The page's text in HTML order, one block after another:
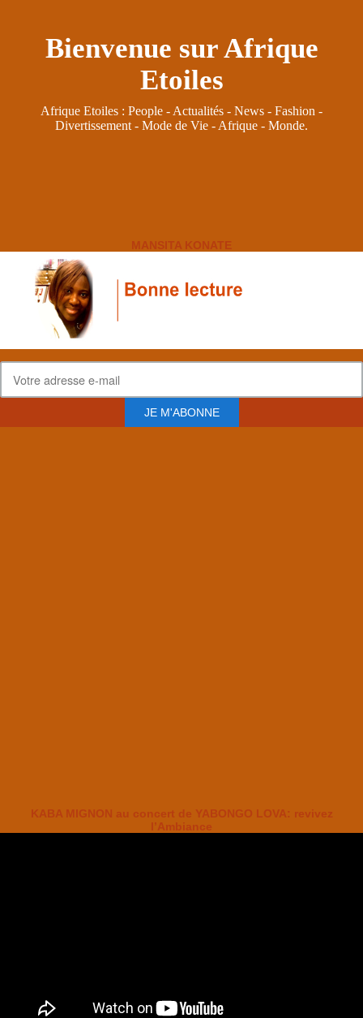
Bienvenue sur Afrique
Etoiles
Afrique Etoiles : People - Actualités - News - Fashion -
Divertissement - Mode de Vie - Afrique - Monde.
MANSITA KONATE
JE M'ABONNE
KABA MIGNON au concert de YABONGO LOVA: revivez
l’Ambiance